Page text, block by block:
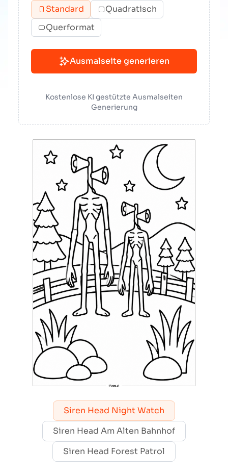
Siren Head Night Watch
Siren Head Am Alten Bahnhof
Siren Head Forest Patrol
Standard
Quadratisch
Querformat
Ausmalseite generieren
Kostenlose KI gestützte Ausmalseiten
Generierung